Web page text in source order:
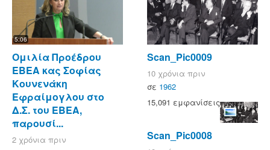
5:06
Ομιλία Προέδρου
ΕΒΕΑ κας Σοφίας
Κουνενάκη
Εφραίμογλου στο
Δ.Σ. του ΕΒΕΑ,
παρουσί...
2 χρόνια πριν
Scan_Pic0009
10 χρόνια πριν
σε 1962
15,091 εμφανίσεις
Scan_Pic0008